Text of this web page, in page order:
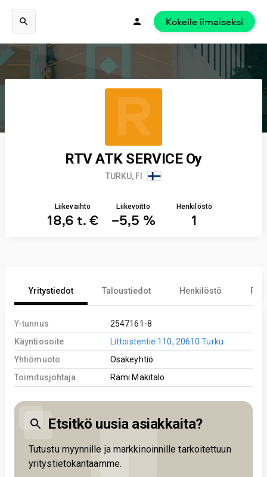
Kokeile ilmaiseksi
R
RTV ATK SERVICE Oy
TURKU, FI
Liikevaihto
18,6 t. €
Liikevoitto
−5,5 %
Henkilöstö
1
Yritystiedot Taloustiedot Henkilöstö
Y-tunnus
2547161-8
Käyntiosoite
Littoistentie 110, 20610 Turku
Yhtiömuoto
Osakeyhtiö
Toimitusjohtaja
Rami Mäkitalo
Etsitkö uusia asiakkaita?
Tutustu myynnille ja markkinoinnille tarkoitettuun
yritystietokantaamme.